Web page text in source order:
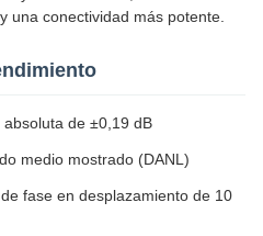
una conectividad más potente.
de ±0,19 dB
medio mostrado (DANL)
fase en desplazamiento de 10